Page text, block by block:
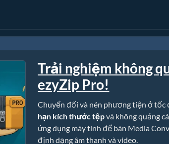
Trải nghiệm không
ezyZip Pro!
Chuyển đổi và nén phương tiện ở tốc
hạn kích thước tệpvà không quảng
ứng dụng máy tính để bàn Media
định dạng âm thanh và video.